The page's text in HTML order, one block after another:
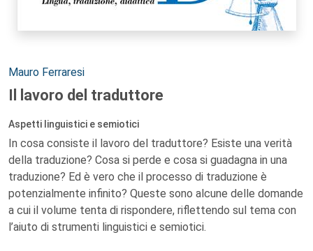
Autori:
Mauro Ferraresi
Il lavoro del traduttore
Aspetti linguistici e semiotici
In cosa consiste il lavoro del traduttore? Esiste una verità
della traduzione? Cosa si perde e cosa si guadagna in una
traduzione? Ed è vero che il processo di traduzione è
potenzialmente infinito? Queste sono alcune delle domande
a cui il volume tenta di rispondere, riflettendo sul tema con
l’aiuto di strumenti linguistici e semiotici.